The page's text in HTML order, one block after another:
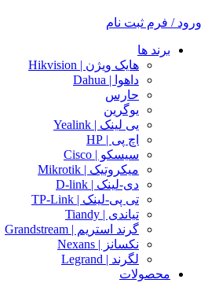
ورود / فرم ثبت نام
برند ها
هایک ویژن | Hikvision
داهوا | Dahua
حارس
یوگرین
یی لینک | Yealink
اچ پی | HP
سیسکو | Cisco
میکروتیک | Mikrotik
دی-لینک | D-link
تی پی-لینک | TP-Link
تیاندی | Tiandy
گرند استریم | Grandstream
نکسانز | Nexans
لگرند | Legrand
محصولات